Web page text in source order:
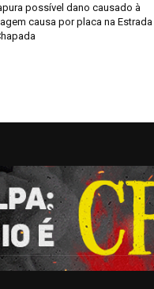
possível dano causado à
causa por placa na Estrada